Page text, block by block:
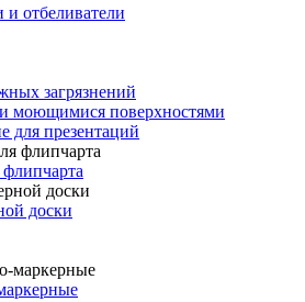
отбеливатели
загрязнений
моющимися поверхностями
для презентаций
доски